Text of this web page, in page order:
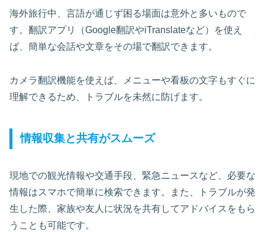
海外旅行中、言語が通じず困る場面は意外と多いもので
す。翻訳アプリ（Google翻訳やiTranslateなど）を使え
ば、簡単な会話や文章をその場で翻訳できます。
カメラ翻訳機能を使えば、メニューや看板の文字もすぐに
理解できるため、トラブルを未然に防げます。
情報収集と共有がスムーズ
現地での観光情報や交通手段、緊急ニュースなど、必要な
情報はスマホで簡単に検索できます。また、トラブルが発
生した際、家族や友人に状況を共有してアドバイスをもら
うことも可能です。